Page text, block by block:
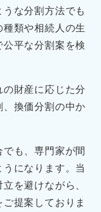
な分割方法でも
類や相続人の生
平な分割案を検
財産に応じた分
換価分割の中か
も、専門家が間
になります。当
を避けながら、
提案しておりま